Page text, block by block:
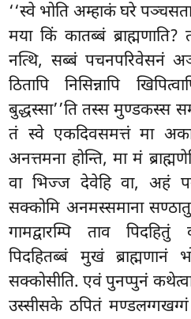
‘‘स्वे भोति अम्हाकं घरे पञ्चसता
मया किं कातब्बं
नत्थि, सब्बं पचनपरिवेसनं
ठितापि निसिन्नापि
बुद्धस्सा’’ति तस्स मुण्डकस्स
तं स्वे एकदिवसमत्तं मा
अनत्तमना होन्ति, मा मं
वा भिज्ज देवेहि वा, अहं
सक्कोमि अनमस्समाना
गामद्वारम्पि ताव पिदहितुं
पिदहितब्बं मुखं ब्राह्मणानं
सक्कोसीति. एवं पुनप्पुनं
उस्सीसके ठपितं